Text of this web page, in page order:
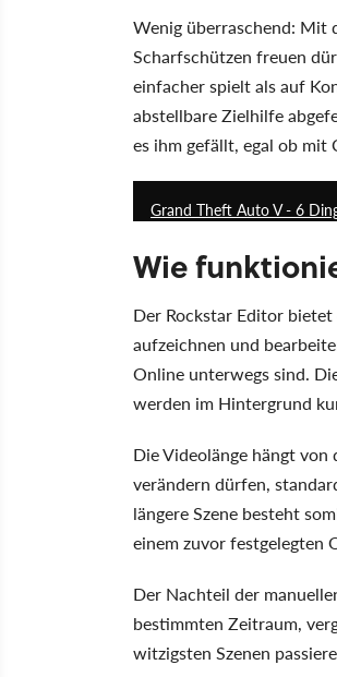
Wenig überraschend: Mit
Scharfschützen freuen
einfacher spielt als auf
abstellbare Zielhilfe
es ihm gefällt, egal ob mit
Grand Theft Auto V - 6
Wie
Der Rockstar Editor bietet
aufzeichnen und
Online unterwegs sind.
werden im Hintergrund
Die Videolänge hängt
verändern dürfen,
längere Szene besteht
einem zuvor festgelegten
Der Nachteil der
bestimmten Zeitraum,
witzigsten Szenen